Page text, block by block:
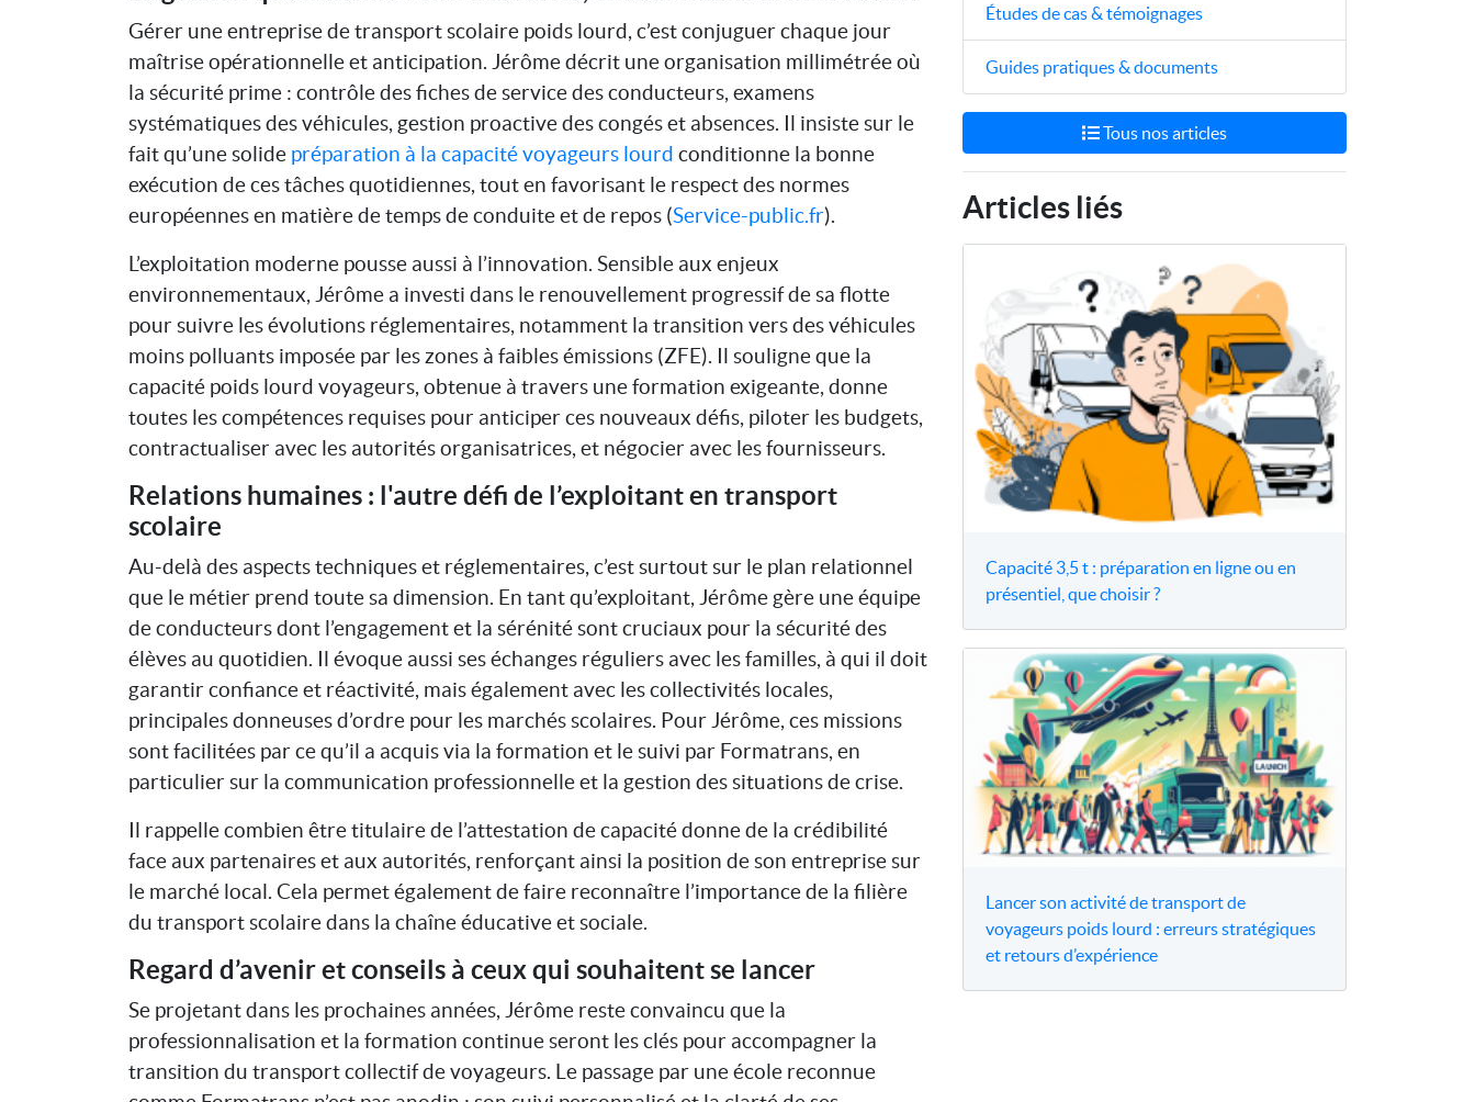
Gérer une entreprise de transport scolaire poids lourd, c’est conjuguer chaque jour
maîtrise opérationnelle et anticipation. Jérôme décrit une organisation millimétrée où
la sécurité prime : contrôle des fiches de service des conducteurs, examens
systématiques des véhicules, gestion proactive des congés et absences. Il insiste sur le
fait qu’une solide préparation à la capacité voyageurs lourd conditionne la bonne
exécution de ces tâches quotidiennes, tout en favorisant le respect des normes
européennes en matière de temps de conduite et de repos (Service-public.fr).
L’exploitation moderne pousse aussi à l’innovation. Sensible aux enjeux
environnementaux, Jérôme a investi dans le renouvellement progressif de sa flotte
pour suivre les évolutions réglementaires, notamment la transition vers des véhicules
moins polluants imposée par les zones à faibles émissions (ZFE). Il souligne que la
capacité poids lourd voyageurs, obtenue à travers une formation exigeante, donne
toutes les compétences requises pour anticiper ces nouveaux défis, piloter les budgets,
contractualiser avec les autorités organisatrices, et négocier avec les fournisseurs.
Relations humaines : l'autre défi de l’exploitant en transport
scolaire
Au-delà des aspects techniques et réglementaires, c’est surtout sur le plan relationnel
que le métier prend toute sa dimension. En tant qu’exploitant, Jérôme gère une équipe
de conducteurs dont l’engagement et la sérénité sont cruciaux pour la sécurité des
élèves au quotidien. Il évoque aussi ses échanges réguliers avec les familles, à qui il doit
garantir confiance et réactivité, mais également avec les collectivités locales,
principales donneuses d’ordre pour les marchés scolaires. Pour Jérôme, ces missions
sont facilitées par ce qu’il a acquis via la formation et le suivi par Formatrans, en
particulier sur la communication professionnelle et la gestion des situations de crise.
Il rappelle combien être titulaire de l’attestation de capacité donne de la crédibilité
face aux partenaires et aux autorités, renforçant ainsi la position de son entreprise sur
le marché local. Cela permet également de faire reconnaître l’importance de la filière
du transport scolaire dans la chaîne éducative et sociale.
Regard d’avenir et conseils à ceux qui souhaitent se lancer
Se projetant dans les prochaines années, Jérôme reste convaincu que la
professionnalisation et la formation continue seront les clés pour accompagner la
transition du transport collectif de voyageurs. Le passage par une école reconnue
Études de cas & témoignages
Guides pratiques & documents
Tous nos articles
Articles liés
Capacité 3,5 t : préparation en ligne ou en
présentiel, que choisir ?
Lancer son activité de transport de
voyageurs poids lourd : erreurs stratégiques
et retours d’expérience